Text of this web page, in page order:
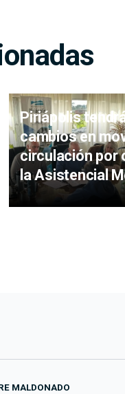
Piriápolis
cambios en
circulación por
la Asistencial
MALDONADO